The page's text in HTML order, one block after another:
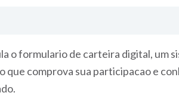
o formulario de carteira digital, um
comprova sua participacao e